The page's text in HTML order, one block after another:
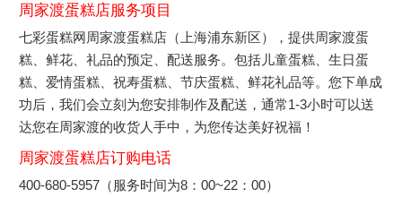
周家渡蛋糕店服务项目
七彩蛋糕网周家渡蛋糕店（上海浦东新区），提供周家渡蛋
糕、鲜花、礼品的预定、配送服务。包括儿童蛋糕、生日蛋
糕、爱情蛋糕、祝寿蛋糕、节庆蛋糕、鲜花礼品等。您下单成
功后，我们会立刻为您安排制作及配送，通常1-3小时可以送
达您在周家渡的收货人手中，为您传达美好祝福！
周家渡蛋糕店订购电话
400-680-5957（服务时间为8：00~22：00）